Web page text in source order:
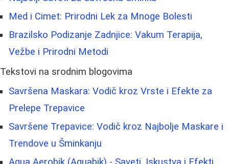
Med i Cimet: Prirodni Lek za Mnoge Bolesti
Brazilsko Podizanje Zadnjice: Vakum Terapija,
Vežbe i Prirodni Metodi
Tekstovi na srodnim blogovima
Savršena Maskara: Vodič kroz Vrste i Efekte za
Prelepe Trepavice
Savršene Trepavice: Vodič kroz Najbolje Maskare i
Trendove u Šminkanju
Aqua Aerobik (Aquabik) - Saveti, Iskustva i Efekti